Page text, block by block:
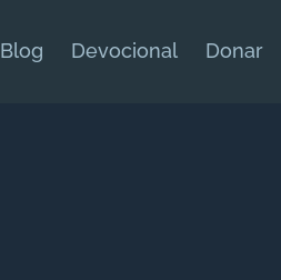
Blog Devocional Donar